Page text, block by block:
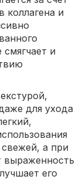
коллагена и
и
для ухода
а при
выраженность
его